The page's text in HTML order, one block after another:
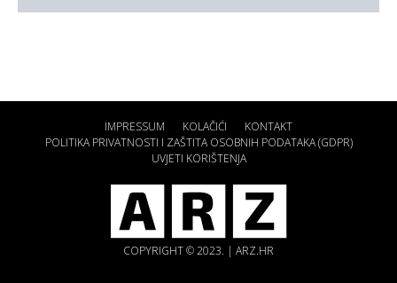
IMPRESSUM KOLAČIĆI
KONTAKT
POLITIKA PRIVATNOSTI I ZAŠTITA OSOBNIH PODATAKA (GDPR)
UVJETI KORIŠTENJA
COPYRIGHT © 2023. | ARZ.HR